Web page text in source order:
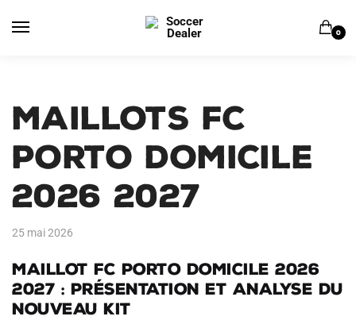
0
Maillots FC
Porto Domicile
2026 2027
25 mai 2026
Maillot FC Porto domicile 2026
2027 : présentation et analyse du
nouveau kit